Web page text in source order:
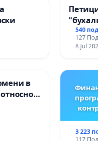
540
127
8 Jul
в
на
3 223